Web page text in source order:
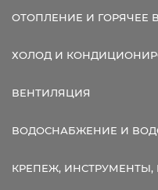
ОТОПЛЕНИЕ И ГОРЯЧЕЕ
ХОЛОД И
ВЕНТИЛЯЦИЯ
ВОДОСНАБЖЕНИЕ И
КРЕПЕЖ, ИНСТРУМЕНТЫ,